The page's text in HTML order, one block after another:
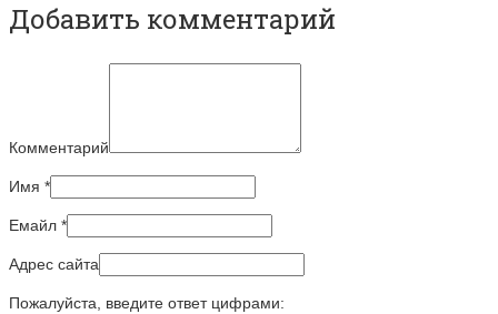
Добавить комментарий
Комментарий
Имя *
Емайл *
Адрес сайта
Пожалуйста, введите ответ цифрами: